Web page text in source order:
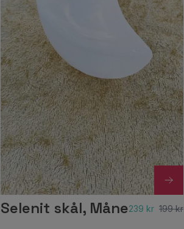
Selenit skål, Måne239 kr 199 kr